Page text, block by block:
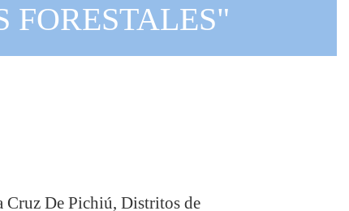
FORESTALES"
Cruz De Pichiú, Distritos de